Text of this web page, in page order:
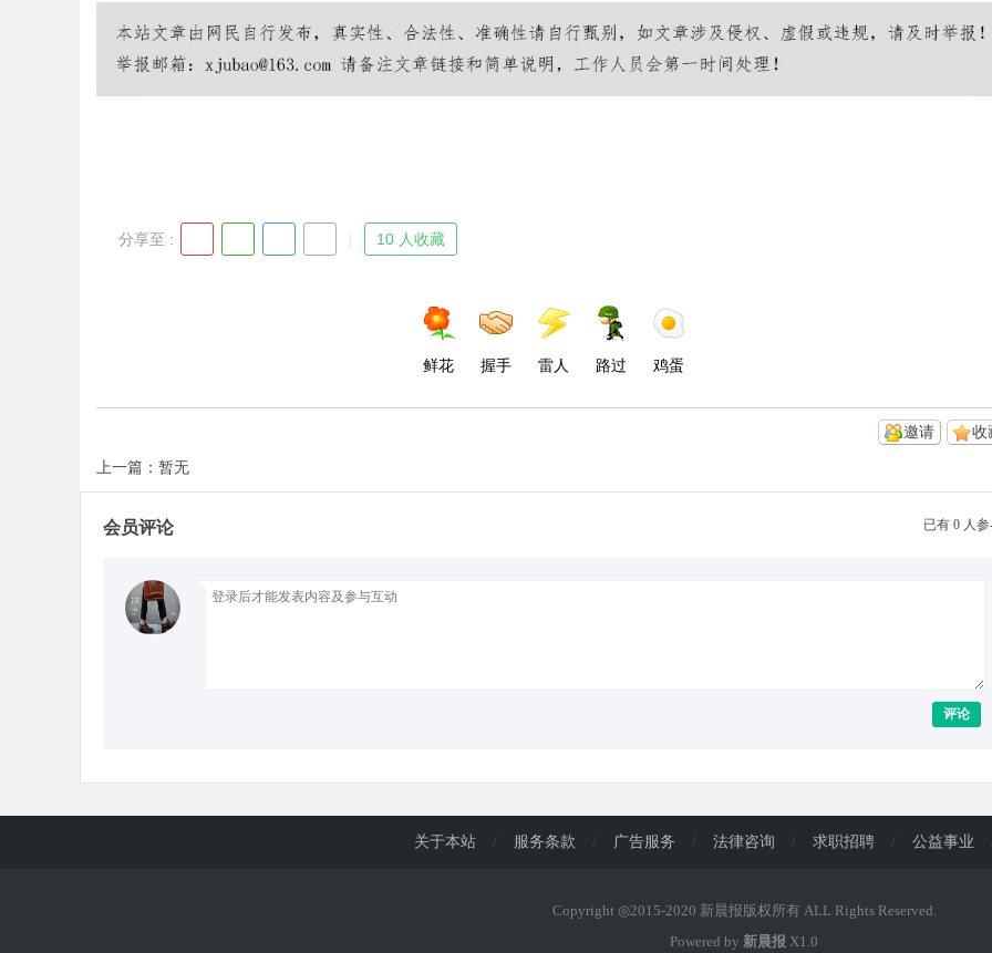
分享至 : 10 人收藏
鲜花 握手 雷人 路过 鸡蛋
收
邀请
上一篇：暂无
已有 0 人
会员评论
评论
关于本站 / 服务条款 / 广告服务 / 法律咨询 / 求职招聘 / 公益事业
Copyright ◎2015-2020 新晨报版权所有 ALL Rights Reserved.
Powered by 新晨报 X1.0